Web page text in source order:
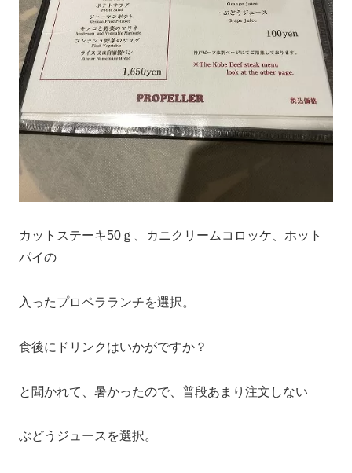
カットステーキ50ｇ、カニクリームコロッケ、ホット
パイの
入ったプロペラランチを選択。
食後にドリンクはいかがですか？
と聞かれて、暑かったので、普段あまり注文しない
ぶどうジュースを選択。